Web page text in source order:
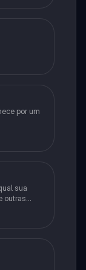
por um
sua
outras